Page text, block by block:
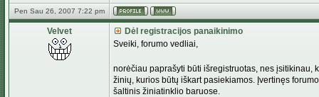
Pen Sau 26, 2007 7:22 pm
Velvet
Dėl registracijos panaikinimo
Sveiki, forumo vedliai,
norėčiau paprašyti būti išregistruotas, nes įsitikinau,
žinių, kurios būtų iškart pasiekiamos. Įvertinęs
šaltinis žiniatinklio baruose.